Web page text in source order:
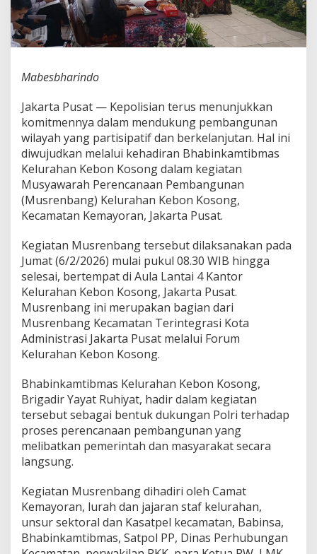
m
b
a
n
n
,
B
h
a
b
i
n
k
t
i
b
m
s
K
e
b
n
K
o
s
o
n
g
d
i
r
d
i
Mabesbharindo
Jakarta Pusat — Kepolisian terus menunjukkan
komitmennya dalam mendukung pembangunan
wilayah yang partisipatif dan berkelanjutan. Hal ini
diwujudkan melalui kehadiran Bhabinkamtibmas
Kelurahan Kebon Kosong dalam kegiatan
Musyawarah Perencanaan Pembangunan
(Musrenbang) Kelurahan Kebon Kosong,
Kecamatan Kemayoran, Jakarta Pusat.
Kegiatan Musrenbang tersebut dilaksanakan pada
Jumat (6/2/2026) mulai pukul 08.30 WIB hingga
selesai, bertempat di Aula Lantai 4 Kantor
Kelurahan Kebon Kosong, Jakarta Pusat.
Musrenbang ini merupakan bagian dari
Musrenbang Kecamatan Terintegrasi Kota
Administrasi Jakarta Pusat melalui Forum
Kelurahan Kebon Kosong.
Bhabinkamtibmas Kelurahan Kebon Kosong,
Brigadir Yayat Ruhiyat, hadir dalam kegiatan
tersebut sebagai bentuk dukungan Polri terhadap
proses perencanaan pembangunan yang
melibatkan pemerintah dan masyarakat secara
langsung.
Kegiatan Musrenbang dihadiri oleh Camat
Kemayoran, lurah dan jajaran staf kelurahan,
unsur sektoral dan Kasatpel kecamatan, Babinsa,
Bhabinkamtibmas, Satpol PP, Dinas Perhubungan